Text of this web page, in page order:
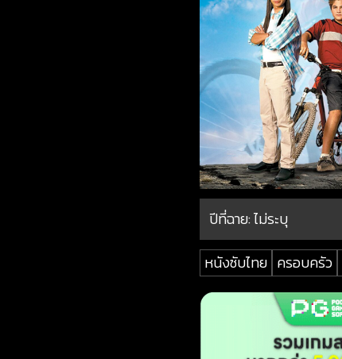
ปีที่ฉาย:ไม่ระบุ
หนังซับไทย ครอบครัว